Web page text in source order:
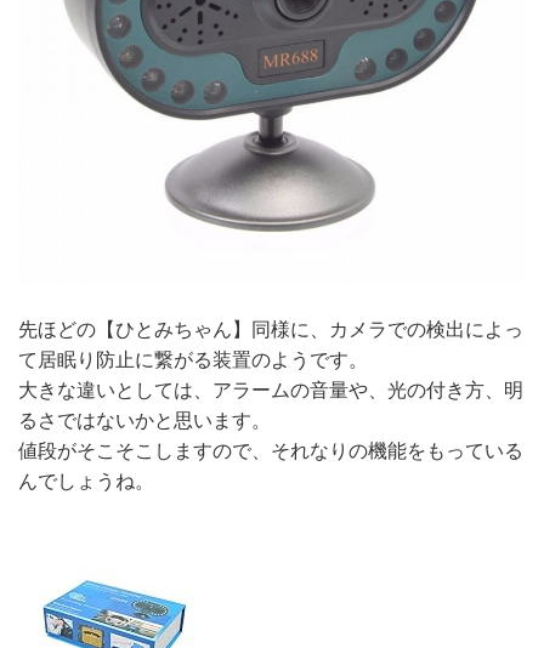
先ほどの【ひとみちゃん】同様に、カメラでの検出によっ
て居眠り防止に繋がる装置のようです。
大きな違いとしては、アラームの音量や、光の付き方、明
るさではないかと思います。
値段がそこそこしますので、それなりの機能をもっている
んでしょうね。